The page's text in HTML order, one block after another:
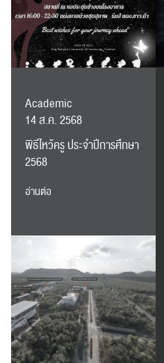
Academic
14 ส.ค. 2568
พิธีไหว้ครู ประจำปีการศึกษา
2568
อ่านต่อ
RC Activity